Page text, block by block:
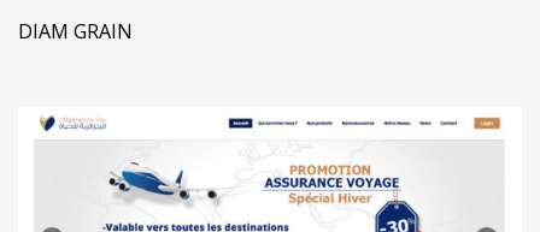
DIAM GRAIN